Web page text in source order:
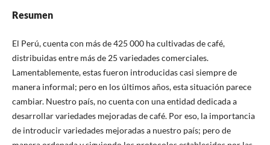
Resumen
El Perú, cuenta con más de 425 000 ha cultivadas de café,
distribuidas entre más de 25 variedades comerciales.
Lamentablemente, estas fueron introducidas casi siempre de
manera informal; pero en los últimos años, esta situación parece
cambiar. Nuestro país, no cuenta con una entidad dedicada a
desarrollar variedades mejoradas de café. Por eso, la importancia
de introducir variedades mejoradas a nuestro país; pero de